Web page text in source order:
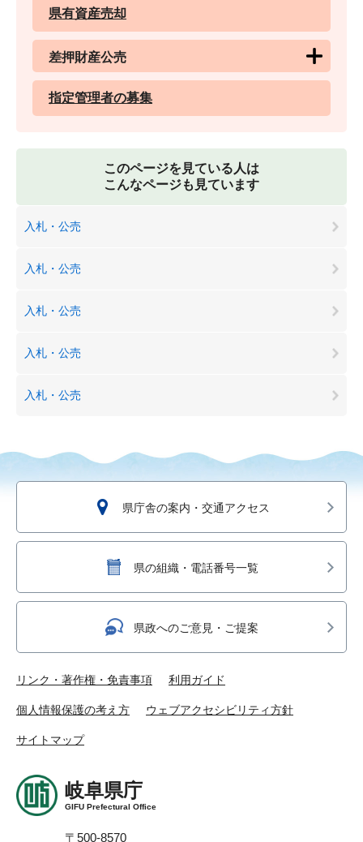
県有資産売却
差押財産公売
指定管理者の募集
このページを見ている人は
こんなページも見ています
入札・公売
入札・公売
入札・公売
入札・公売
入札・公売
県庁舎の案内・交通アクセス
県の組織・電話番号一覧
県政へのご意見・ご提案
リンク・著作権・免責事項 利用ガイド
個人情報保護の考え方 ウェブアクセシビリティ方針
サイトマップ
岐阜県庁
GIFU Prefectural Office
〒500-8570